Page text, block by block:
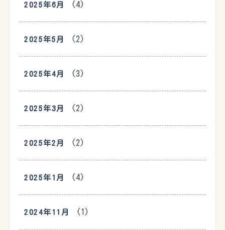
2025年6月 (4)
2025年5月 (2)
2025年4月 (3)
2025年3月 (2)
2025年2月 (2)
2025年1月 (4)
2024年11月 (1)